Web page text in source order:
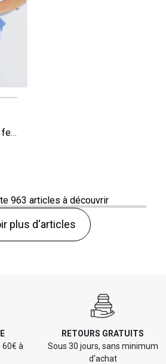
Gilet sans manches uni femme
963 articles à découvrir
plus d'articles
à
RETOURS GRATUITS
Sous 30 jours, sans minimum
d'achat